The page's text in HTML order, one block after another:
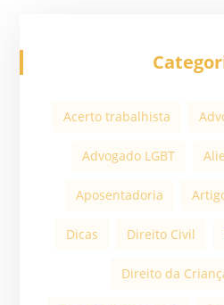
Acerto trabalhista
Advogado LGBT
Aposentadoria
Dicas Direito Civil
Direito da